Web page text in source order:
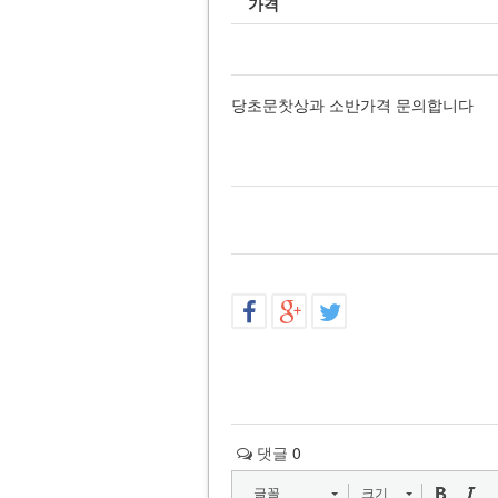
당초문찻상과 소반가격 문의합니다
댓글 0
글꼴 크기